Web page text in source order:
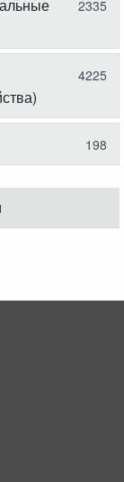
2335
4225
198